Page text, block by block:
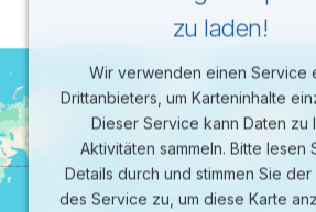
zu laden!
Wir verwenden einen Service
Drittanbieters, um Karteninhalte
Dieser Service kann Daten zu
Aktivitäten sammeln. Bitte lesen
Details durch und stimmen Sie der
des Service zu, um diese Karte